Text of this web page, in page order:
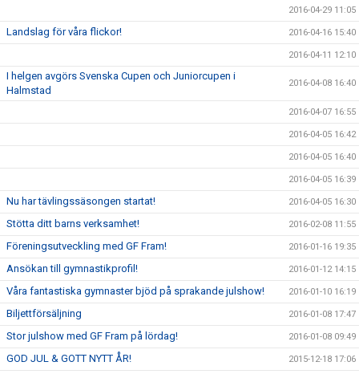
2016-04-29 11:05
Landslag för våra flickor! 2016-04-16 15:40
2016-04-11 12:10
I helgen avgörs Svenska Cupen och Juniorcupen i
Halmstad
2016-04-08 16:40
2016-04-07 16:55
2016-04-05 16:42
2016-04-05 16:40
2016-04-05 16:39
Nu har tävlingssäsongen startat! 2016-04-05 16:30
Stötta ditt barns verksamhet! 2016-02-08 11:55
Föreningsutveckling med GF Fram! 2016-01-16 19:35
Ansökan till gymnastikprofil! 2016-01-12 14:15
Våra fantastiska gymnaster bjöd på sprakande julshow! 2016-01-10 16:19
Biljettförsäljning 2016-01-08 17:47
Stor julshow med GF Fram på lördag! 2016-01-08 09:49
GOD JUL & GOTT NYTT ÅR! 2015-12-18 17:06